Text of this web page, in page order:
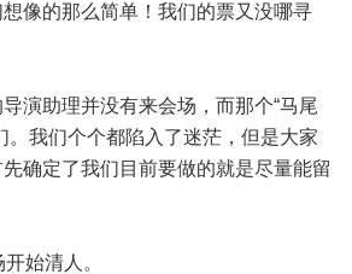
像的那么简单！我们的票又没哪寻
演助理并没有来会场，而那个“马尾
。我们个个都陷入了迷茫，但是大家
确定了我们目前要做的就是尽量能留
始清人。